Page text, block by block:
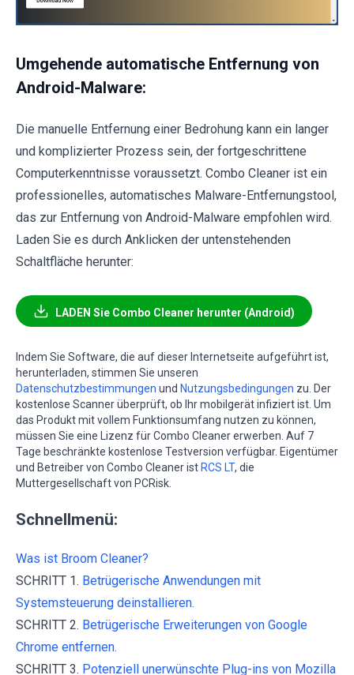
Umgehende automatische Entfernung von
Android-Malware:
Die manuelle Entfernung einer Bedrohung kann ein langer
und komplizierter Prozess sein, der fortgeschrittene
Computerkenntnisse voraussetzt. Combo Cleaner ist ein
professionelles, automatisches Malware-Entfernungstool,
das zur Entfernung von Android-Malware empfohlen wird.
Laden Sie es durch Anklicken der untenstehenden
Schaltfläche herunter:
LADEN Sie Combo Cleaner herunter (Android)
Indem Sie Software, die auf dieser Internetseite aufgeführt ist,
herunterladen, stimmen Sie unseren
Datenschutzbestimmungen und Nutzungsbedingungen zu. Der
kostenlose Scanner überprüft, ob Ihr mobilgerät infiziert ist. Um
das Produkt mit vollem Funktionsumfang nutzen zu können,
müssen Sie eine Lizenz für Combo Cleaner erwerben. Auf 7
Tage beschränkte kostenlose Testversion verfügbar. Eigentümer
und Betreiber von Combo Cleaner ist RCS LT, die
Muttergesellschaft von PCRisk.
Schnellmenü:
Was ist Broom Cleaner?
SCHRITT 1. Betrügerische Anwendungen mit
Systemsteuerung deinstallieren.
SCHRITT 2. Betrügerische Erweiterungen von Google
Chrome entfernen.
SCHRITT 3. Potenziell unerwünschte Plug-ins von Mozilla